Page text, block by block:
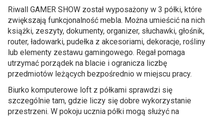
Riwall GAMER SHOW został wyposażony w 3 półki, które
zwiększają funkcjonalność mebla. Można umieścić na nich
książki, zeszyty, dokumenty, organizer, słuchawki, głośnik,
router, ładowarki, pudełka z akcesoriami, dekoracje, rośliny
lub elementy zestawu gamingowego. Regał pomaga
utrzymać porządek na blacie i ogranicza liczbę
przedmiotów leżących bezpośrednio w miejscu pracy.
Biurko komputerowe loft z półkami sprawdzi się
szczególnie tam, gdzie liczy się dobre wykorzystanie
przestrzeni. W pokoju ucznia półki mogą służyć na